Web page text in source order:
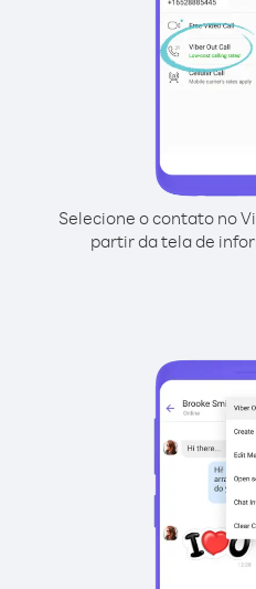
Selecione o contato no
partir da tela de